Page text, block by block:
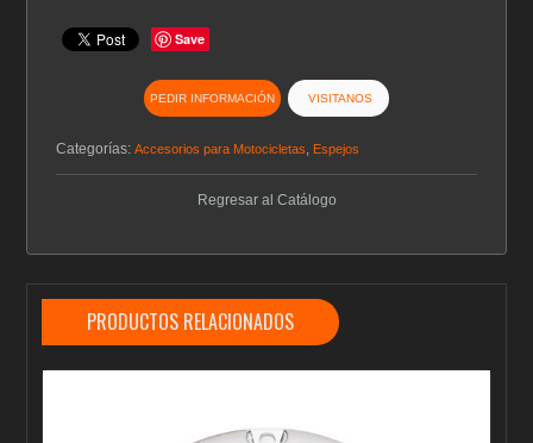
Save
PEDIR INFORMACIÓN VISITANOS
Categorías:Accesorios para Motocicletas Espejos
Regresar al Catálogo
PRODUCTOS RELACIONADOS